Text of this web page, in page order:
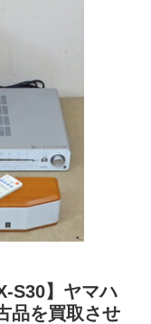
S30】ヤマハ
品を買取させ